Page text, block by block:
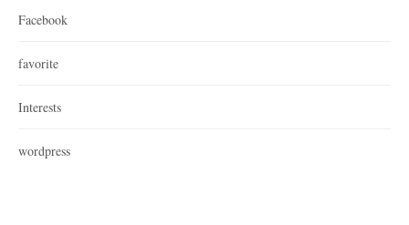
Facebook
favorite
Interests
wordpress